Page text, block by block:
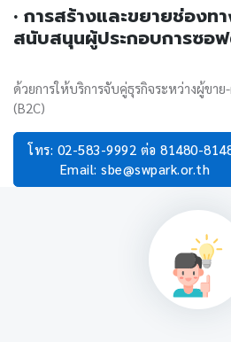
• การสร้างและขยายช่องท
สนับสนุนผู้ประกอบการซอ
ด้วยการให้บริการจับคู่ธุรกิจระหว่างผู้ขา
(B2C)
โทร: 02-583-9992 ต่อ 81480-
Email: sbe@swpark.or.th